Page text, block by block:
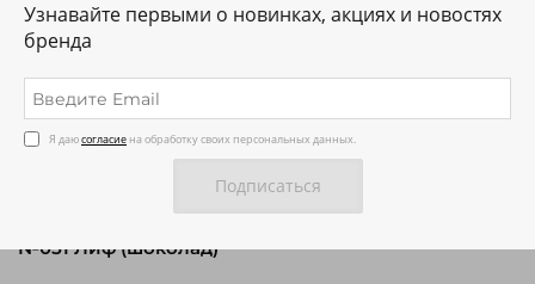
№051 Лиф (шоколад)
Узнавайте первыми о новинках, акциях и новостях
бренда
Я даюсогласие на обработку своих персональных данных.